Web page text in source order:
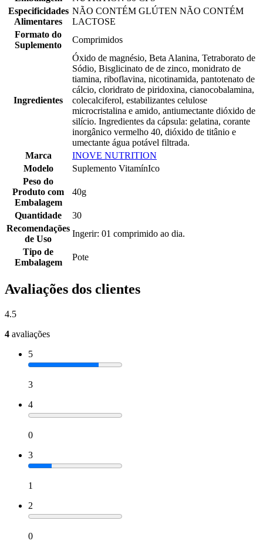
Especificidades
Alimentares
NÃO CONTÉM GLÚTEN NÃO CONTÉM
LACTOSE
Formato do
Suplemento
Comprimidos
Ingredientes
Óxido de magnésio, Beta Alanina, Tetraborato de
Sódio, Bisglicinato de de zinco, monidrato de
tiamina, riboflavina, nicotinamida, pantotenato de
cálcio, cloridrato de piridoxina, cianocobalamina,
colecalciferol, estabilizantes celulose
microcristalina e amido, antiumectante dióxido de
silício. Ingredientes da cápsula: gelatina, corante
inorgânico vermelho 40, dióxido de titânio e
umectante água potável filtrada.
Marca
INOVE NUTRITION
Modelo
Suplemento VitamínIco
Peso do
Produto com
Embalagem
40g
Quantidade
30
Recomendações
de Uso
Ingerir: 01 comprimido ao dia.
Tipo de
Embalagem
Pote
Avaliações dos clientes
4.5
4 avaliações
5
3
4
0
3
1
2
0